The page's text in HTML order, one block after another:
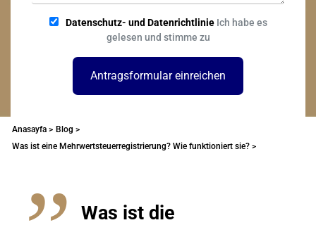
Datenschutz- und DatenrichtlinieIch habe es
gelesen und stimme zu
Antragsformular einreichen
Anasayfa > Blog >
Was ist eine Mehrwertsteuerregistrierung? Wie funktioniert sie? >
Was ist die